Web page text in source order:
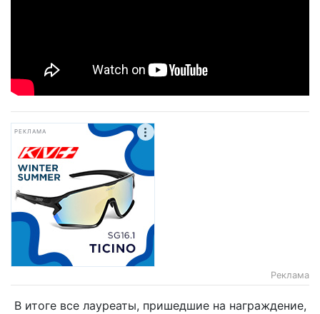
РЕКЛАМА
Реклама
В итоге все лауреаты, пришедшие на награждение,